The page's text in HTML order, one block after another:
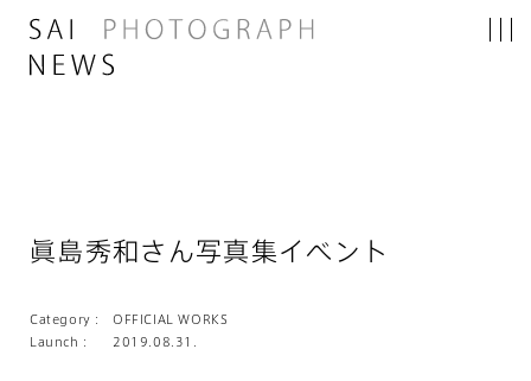
眞島秀和さん写真集イベント
Category :
OFFICIAL WORKS
Launch :
2019.08.31.